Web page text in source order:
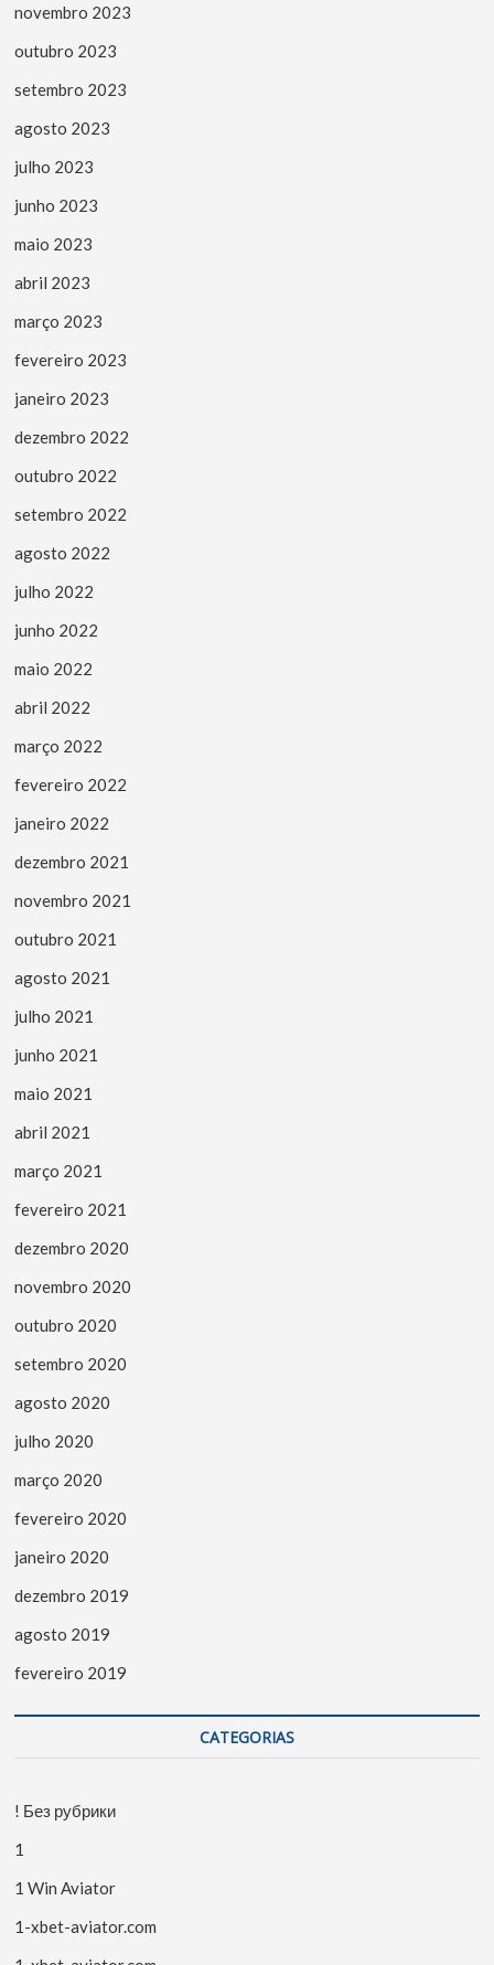
novembro 2023
outubro 2023
setembro 2023
agosto 2023
julho 2023
junho 2023
maio 2023
abril 2023
março 2023
fevereiro 2023
janeiro 2023
dezembro 2022
outubro 2022
setembro 2022
agosto 2022
julho 2022
junho 2022
maio 2022
abril 2022
março 2022
fevereiro 2022
janeiro 2022
dezembro 2021
novembro 2021
outubro 2021
agosto 2021
julho 2021
junho 2021
maio 2021
abril 2021
março 2021
fevereiro 2021
dezembro 2020
novembro 2020
outubro 2020
setembro 2020
agosto 2020
julho 2020
março 2020
fevereiro 2020
janeiro 2020
dezembro 2019
agosto 2019
fevereiro 2019
CATEGORIAS
! Без рубрики
1
1 Win Aviator
1-xbet-aviator.com